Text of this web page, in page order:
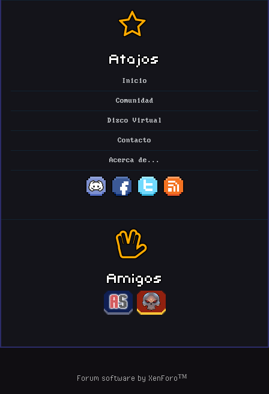
Atajos
Inicio
Comunidad
Disco Virtual
Contacto
Acerca de...
Amigos
Forum software by XenForo™